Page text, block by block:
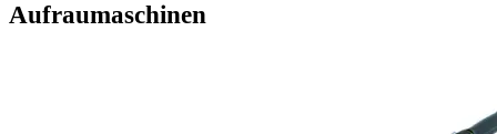
Aufraumaschinen